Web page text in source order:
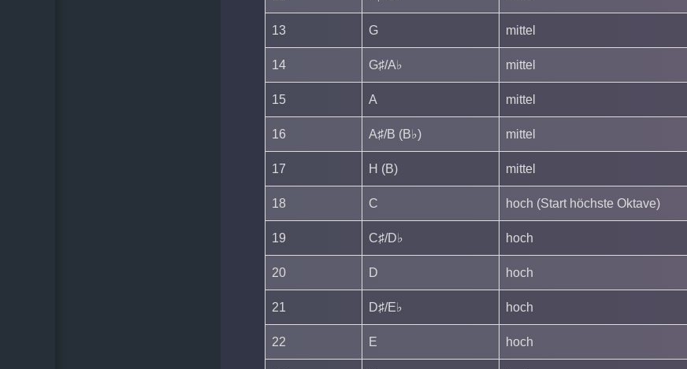
13 G mittel
14 G♯/A♭ mittel
15 A mittel
16 A♯/B (B♭) mittel
17 H (B) mittel
18 C hoch (Start höchste Oktave)
19 C♯/D♭ hoch
20 D hoch
21 D♯/E♭ hoch
22 E hoch